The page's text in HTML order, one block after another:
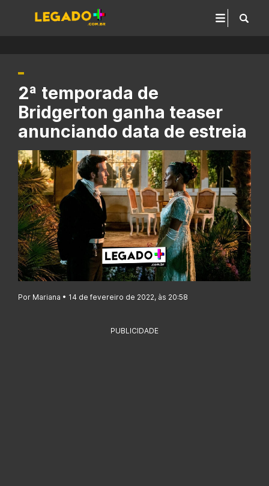
2ª temporada de
Bridgerton ganha teaser
anunciando data de estreia
Por Mariana • 14 de fevereiro de 2022, às 20:58
PUBLICIDADE